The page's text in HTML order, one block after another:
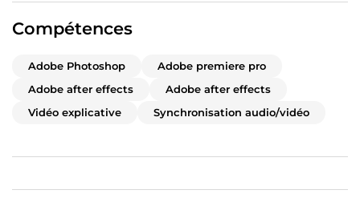
Compétences
Adobe Photoshop
Adobe premiere pro
Adobe after effects
Adobe after effects
Vidéo explicative
Synchronisation audio/vidéo